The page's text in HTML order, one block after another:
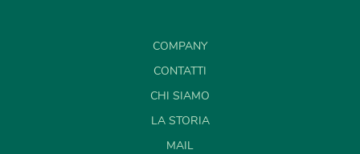
COMPANY
CONTATTI
CHI SIAMO
LA STORIA
MAIL